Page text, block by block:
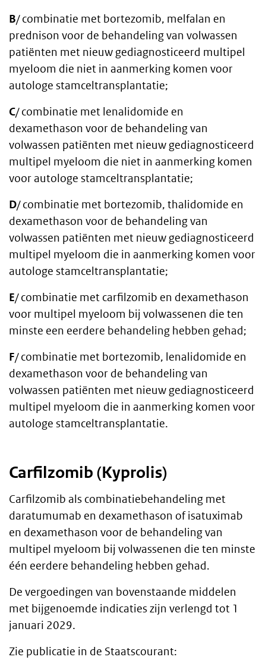
B/ combinatie met bortezomib, melfalan en
prednison voor de behandeling van volwassen
patiënten met nieuw gediagnosticeerd multipel
myeloom die niet in aanmerking komen voor
autologe stamceltransplantatie;
C/ combinatie met lenalidomide en
dexamethason voor de behandeling van
volwassen patiënten met nieuw gediagnosticeerd
multipel myeloom die niet in aanmerking komen
voor autologe stamceltransplantatie;
D/ combinatie met bortezomib, thalidomide en
dexamethason voor de behandeling van
volwassen patiënten met nieuw gediagnosticeerd
multipel myeloom die in aanmerking komen voor
autologe stamceltransplantatie;
E/ combinatie met carfilzomib en dexamethason
voor multipel myeloom bij volwassenen die ten
minste een eerdere behandeling hebben gehad;
F/ combinatie met bortezomib, lenalidomide en
dexamethason voor de behandeling van
volwassen patiënten met nieuw gediagnosticeerd
multipel myeloom die in aanmerking komen voor
autologe stamceltransplantatie.
Carfilzomib (Kyprolis)
Carfilzomib als combinatiebehandeling met
daratumumab en dexamethason of isatuximab
en dexamethason voor de behandeling van
multipel myeloom bij volwassenen die ten minste
één eerdere behandeling hebben gehad.
De vergoedingen van bovenstaande middelen
met bijgenoemde indicaties zijn verlengd tot 1
januari 2029.
Zie publicatie in de Staatscourant: